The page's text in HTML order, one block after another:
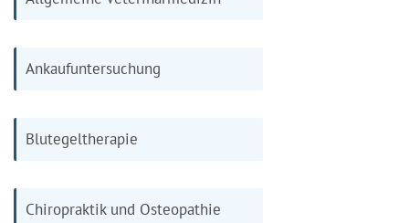
Ankaufuntersuchung
Blutegeltherapie
Chiropraktik und Osteopathie